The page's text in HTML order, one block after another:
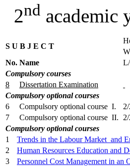
2nd academic
S U B J E C T
No. Name
Compulsory courses
8
Dissertation Examination
Compulsory optional courses
6
Compulsory optional course I.
7
Compulsory optional course II.
Compulsory optional courses
1
Trends in the Labour Market and
2
Human Resources Education and
3
Personnel Cost Management in an